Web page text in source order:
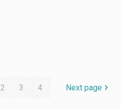
2 3 4 Next page